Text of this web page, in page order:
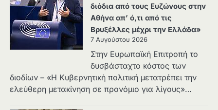
διόδια από τους Ευζώνους στην
Αθήνα απ’ ό,τι από τις
Βρυξέλλες μέχρι την Ελλάδα»
7 Αυγούστου 2026
Στην Ευρωπαϊκή Επιτροπή το
δυσβάσταχτο κόστος των
διοδίων – «Η Κυβερνητική πολιτική μετατρέπει την
ελεύθερη μετακίνηση σε προνόμιο για λίγους»…